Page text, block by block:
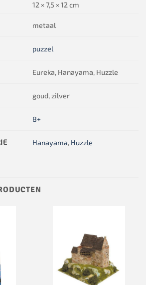
12 × 7,5 × 12 cm
metaal
puzzel
Eureka, Hanayama, Huzzle
goud, zilver
8+
Hanayama, Huzzle